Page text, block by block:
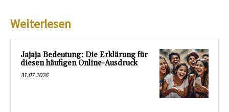
Weiterlesen
Jajaja Bedeutung: Die Erklärung für
diesen häufigen Online-Ausdruck
31.07.2026